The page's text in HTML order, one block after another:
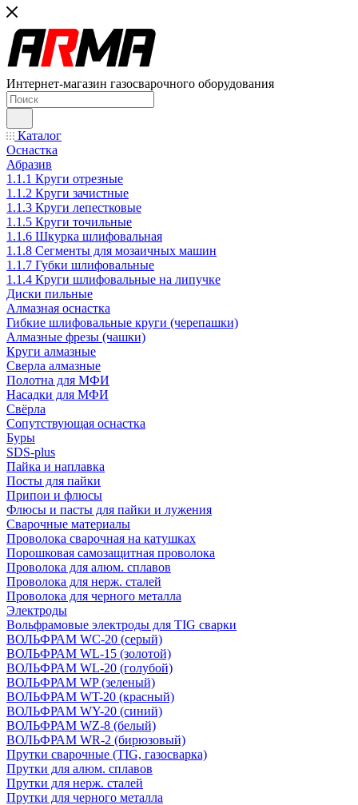
Интернет-магазин газосварочного оборудования
Каталог
Оснастка
Абразив
1.1.1 Круги отрезные
1.1.2 Круги зачистные
1.1.3 Круги лепестковые
1.1.5 Круги точильные
1.1.6 Шкурка шлифовальная
1.1.8 Сегменты для мозаичных машин
1.1.7 Губки шлифовальные
1.1.4 Круги шлифовальные на липучке
Диски пильные
Алмазная оснастка
Гибкие шлифовальные круги (черепашки)
Алмазные фрезы (чашки)
Круги алмазные
Сверла алмазные
Полотна для МФИ
Насадки для МФИ
Свёрла
Сопутствующая оснастка
Буры
SDS-plus
Пайка и наплавка
Посты для пайки
Припои и флюсы
Флюсы и пасты для пайки и лужения
Сварочные материалы
Проволока сварочная на катушках
Порошковая самозащитная проволока
Проволока для алюм. сплавов
Проволока для нерж. сталей
Проволока для черного металла
Электроды
Вольфрамовые электроды для TIG сварки
ВОЛЬФРАМ WC-20 (серый)
ВОЛЬФРАМ WL-15 (золотой)
ВОЛЬФРАМ WL-20 (голубой)
ВОЛЬФРАМ WP (зеленый)
ВОЛЬФРАМ WT-20 (красный)
ВОЛЬФРАМ WY-20 (синий)
ВОЛЬФРАМ WZ-8 (белый)
ВОЛЬФРАМ WR-2 (бирюзовый)
Прутки сварочные (TIG, газосварка)
Прутки для алюм. сплавов
Прутки для нерж. сталей
Прутки для черного металла